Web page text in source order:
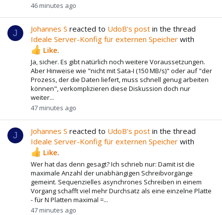
46 minutes ago
J Johannes S reacted to UdoB's post in the thread
Ideale Server-Konfig für externen Speicher with
Like.
Ja, sicher. Es gibt natürlich noch weitere Voraussetzungen.
Aber Hinweise wie "nicht mit Sata-I (150 MB/s)" oder auf "der
Prozess, der die Daten liefert, muss schnell genug arbeiten
können", verkomplizieren diese Diskussion doch nur
weiter...
47 minutes ago
J Johannes S reacted to UdoB's post in the thread
Ideale Server-Konfig für externen Speicher with
Like.
Wer hat das denn gesagt? Ich schrieb nur: Damit ist die
maximale Anzahl der unabhängigen Schreibvorgänge
gemeint. Sequenzielles asynchrones Schreiben in einem
Vorgang schafft viel mehr Durchsatz als eine einzelne Platte
- für N Platten maximal =...
47 minutes ago